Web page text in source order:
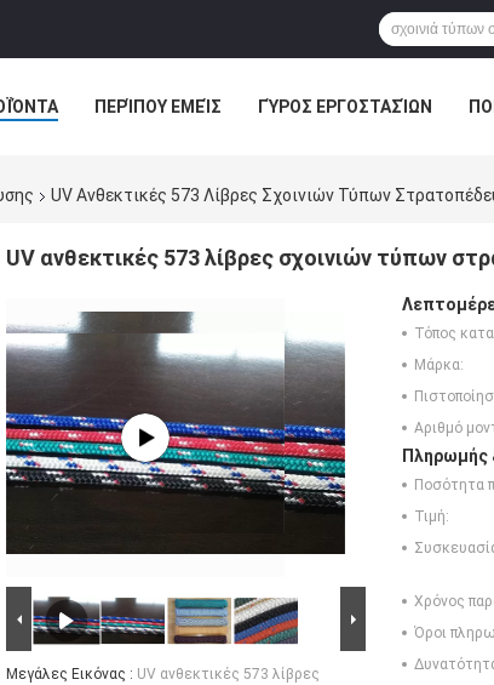
ΠΕΡΊΠΟΥ ΕΜΕΊΣ ΓΎΡΟΣ ΕΡΓΟΣΤΑΣΊΩΝ
UV Ανθεκτικές 573 Λίβρες Σχοινιών Τύπων
UV ανθεκτικές 573 λίβρες σχοινιών τύπων
Μεγάλες Εικόνας : UV ανθεκτικές 573 λίβρες
Τόπος
Μάρκα:
Αριθμό
Πληρωμής
Ποσότητα
Τιμή:
Χρόνος
Όροι